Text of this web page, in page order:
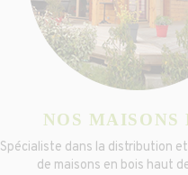
NOS MAISONS
Spécialiste dans la distribution
de maisons en bois haut